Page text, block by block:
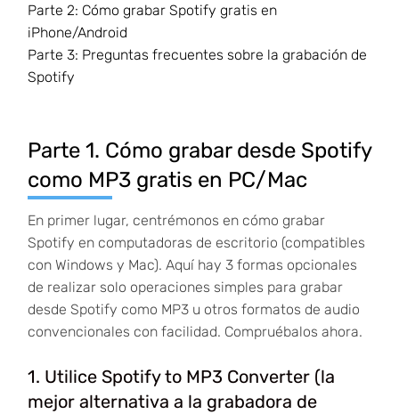
Parte 2: Cómo grabar Spotify gratis en
iPhone/Android
Parte 3: Preguntas frecuentes sobre la grabación de
Spotify
Parte 1. Cómo grabar desde Spotify
como MP3 gratis en PC/Mac
En primer lugar, centrémonos en cómo grabar
Spotify en computadoras de escritorio (compatibles
con Windows y Mac). Aquí hay 3 formas opcionales
de realizar solo operaciones simples para grabar
desde Spotify como MP3 u otros formatos de audio
convencionales con facilidad. Compruébalos ahora.
1. Utilice Spotify to MP3 Converter (la
mejor alternativa a la grabadora de